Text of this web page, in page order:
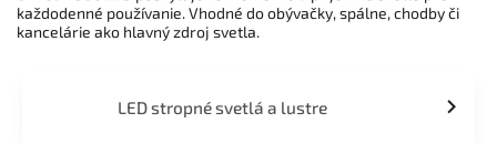
každodenné používanie. Vhodné do obývačky, spálne, chodby či
kancelárie ako hlavný zdroj svetla.
LED stropné svetlá a lustre